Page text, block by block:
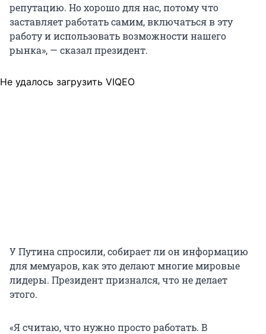
репутацию. Но хорошо для нас, потому что
заставляет работать самим, включаться в эту
работу и использовать возможности нашего
рынка», — сказал президент.
Не удалось загрузить VIQEO
У Путина спросили, собирает ли он информацию
для мемуаров, как это делают многие мировые
лидеры. Президент признался, что не делает
этого.
«Я считаю, что нужно просто работать. В